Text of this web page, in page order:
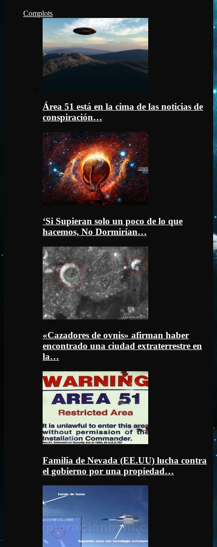
Complots
Área 51 está en la cima de las noticias de
conspiración…
‘Si Supieran solo un poco de lo que
hacemos, No Dormirían…
«Cazadores de ovnis» afirman haber
encontrado una ciudad extraterrestre en
la…
Familia de Nevada (EE.UU) lucha contra
el gobierno por una propiedad…